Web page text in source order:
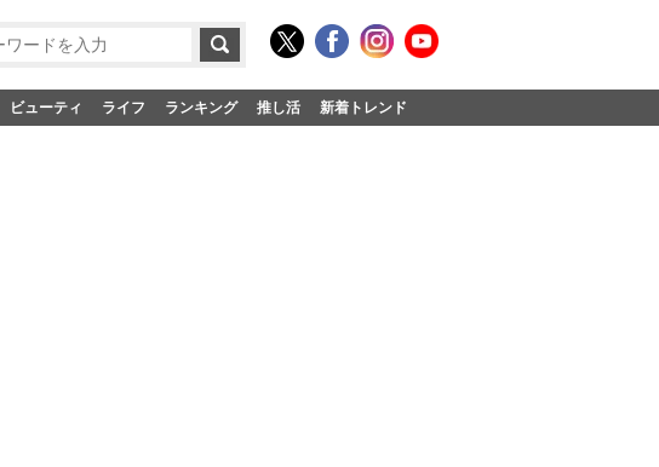
ビューティ ライフ ランキング 推し活 新着トレンド